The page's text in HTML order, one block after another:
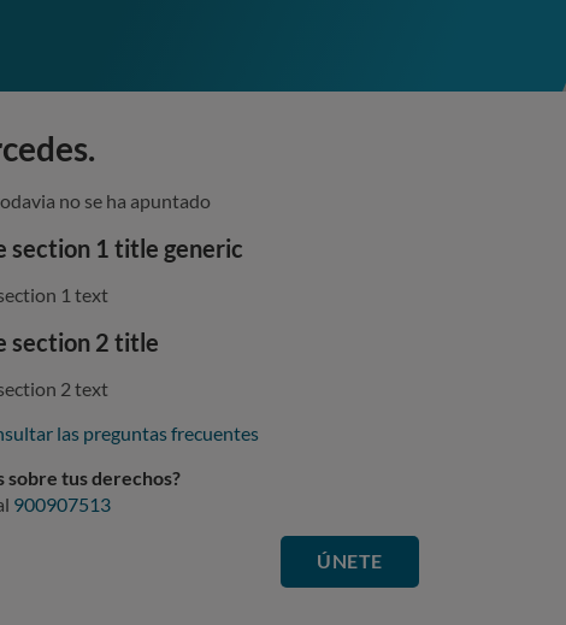
no se ha apuntado
section 1 title generic
1 text
section 2 title
2 text
las preguntas frecuentes
sobre tus derechos?
900907513
ÚNETE